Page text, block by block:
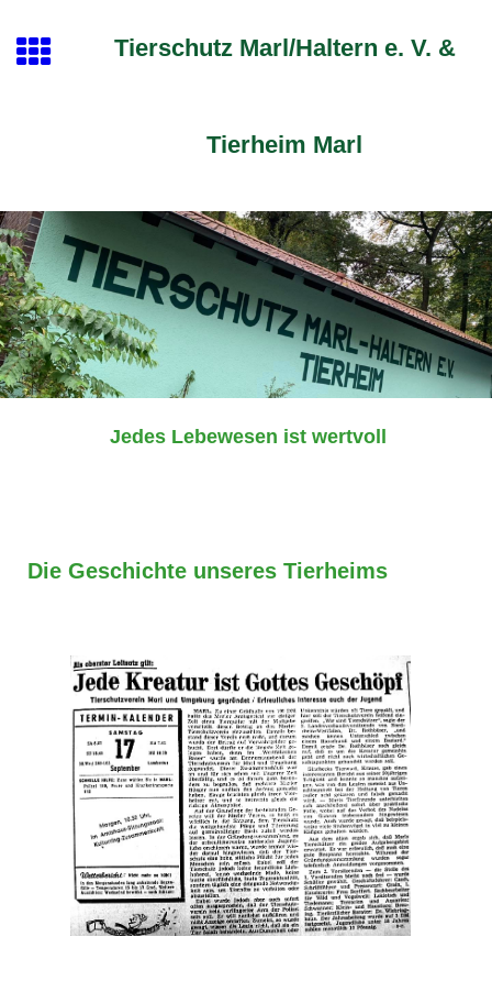
Tierschutz Marl/Haltern e. V. &
Tierheim Marl
Jedes Lebewesen ist wertvoll
Die Geschichte unseres Tierheims